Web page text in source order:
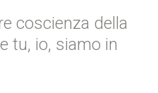
coscienza della
tu, io, siamo in